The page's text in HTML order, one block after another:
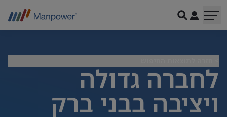
לחברה גדולה
ויציבה בבני ברק